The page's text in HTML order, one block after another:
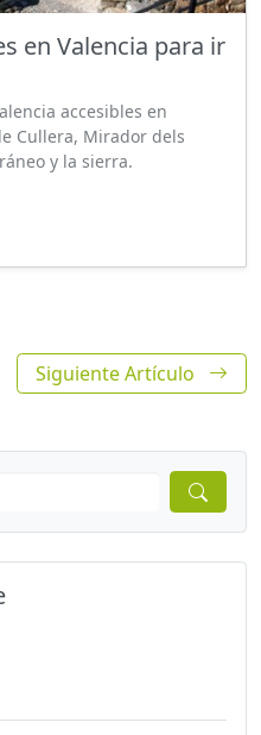
en Valencia para ir
accesibles en
Cullera, Mirador dels
y la sierra.
Siguiente Artículo